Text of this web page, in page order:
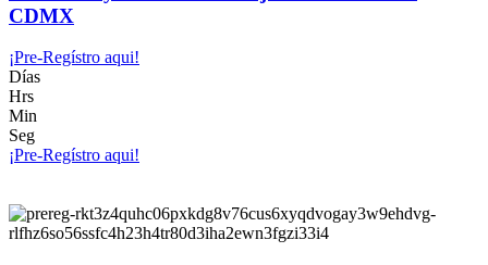
CDMX
¡Pre-Regístro aqui!
Días
Hrs
Min
Seg
¡Pre-Regístro aqui!